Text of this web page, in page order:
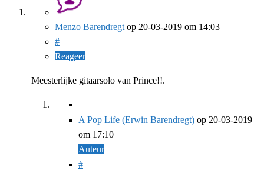
Menzo Barendregt op 20-03-2019 om 14:03
#
Reageer
Meesterlijke gitaarsolo van Prince!!.
A Pop Life (Erwin Barendregt) op 20-03-2019
om 17:10
Auteur
#